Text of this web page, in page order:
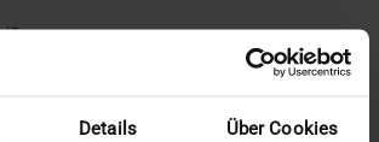
Details Über Cookies
IT